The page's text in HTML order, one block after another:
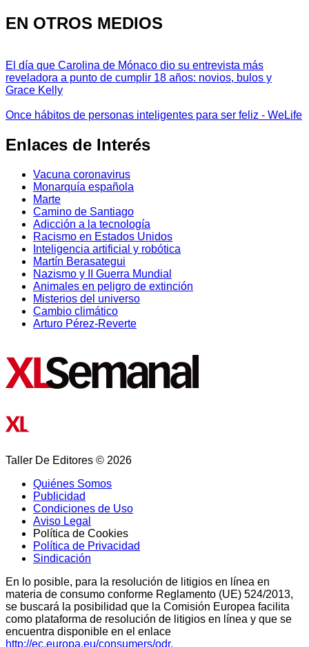
EN OTROS MEDIOS
El día que Carolina de Mónaco dio su entrevista más
reveladora a punto de cumplir 18 años: novios, bulos y
Grace Kelly
Once hábitos de personas inteligentes para ser feliz - WeLife
Enlaces de Interés
Vacuna coronavirus
Monarquía española
Marte
Camino de Santiago
Adicción a la tecnología
Racismo en Estados Unidos
Inteligencia artificial y robótica
Martín Berasategui
Nazismo y II Guerra Mundial
Animales en peligro de extinción
Misterios del universo
Cambio climático
Arturo Pérez-Reverte
Taller De Editores © 2026
Quiénes Somos
Publicidad
Condiciones de Uso
Aviso Legal
Política de Cookies
Política de Privacidad
Sindicación
En lo posible, para la resolución de litigios en línea en
materia de consumo conforme Reglamento (UE) 524/2013,
se buscará la posibilidad que la Comisión Europea facilita
como plataforma de resolución de litigios en línea y que se
encuentra disponible en el enlace
http://ec.europa.eu/consumers/odr.